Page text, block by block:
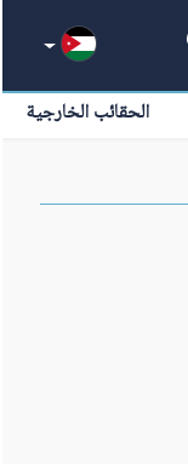
الحقائب الخارجية